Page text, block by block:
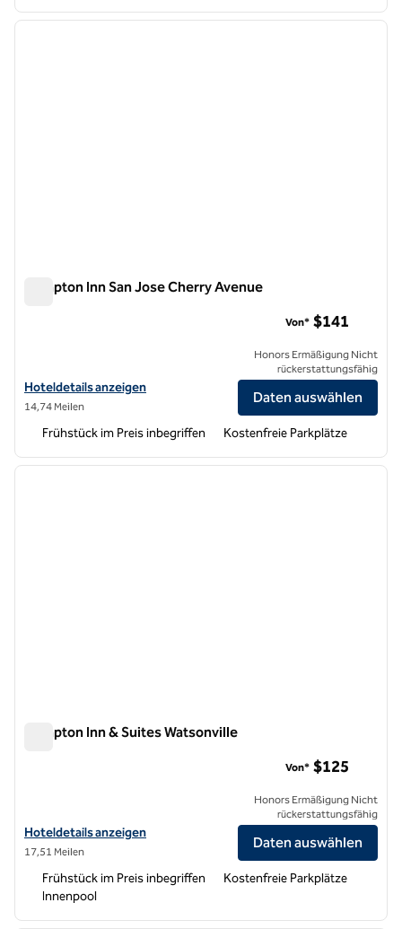
1 von 10
Hampton Inn San Jose Cherry Avenue
Hoteldetails für das Hampton Inn San Jose Cherry Ave anzeigen
Hoteldetails anzeigen
14,74 Meilen
Von* $141
Honors Ermäßigung Nicht
rückerstattungsfähig
Daten auswählen
Frühstück im Preis inbegriffen Kostenfreie Parkplätze
1 von 12
Hampton Inn & Suites Watsonville
Hoteldetails für Hampton Inn & Suites Watsonville anzeigen
Hoteldetails anzeigen
17,51 Meilen
Von* $125
Honors Ermäßigung Nicht
rückerstattungsfähig
Daten auswählen
Frühstück im Preis inbegriffen
Kostenfreie Parkplätze
Innenpool